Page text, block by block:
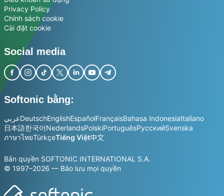
Privacy Policy
Chính sách cookie
Cài đặt cookie
Social media
Softonic bằng:
عربيDeutschEnglishEspañolFrançaisBahasa IndonesiaItaliano
日本語한국어NederlandsPolskiPortuguêsРусскийSvenska
ภาษาไทยTürkçeTiếng Việt中文
Bản quyền SOFTONIC INTERNATIONAL S.A.
© 1997–2026 — Bảo lưu mọi quyền